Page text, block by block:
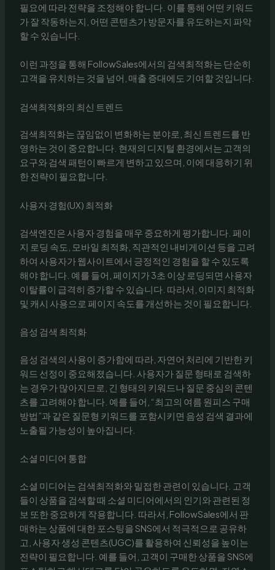
필요에 따라 전략을 조정해야 합니다. 이를 통해 어떤 키워드
가 잘 작동하는지, 어떤 콘텐츠가 방문자를 유도하는지 파악
할 수 있습니다.
이런 과정을 통해 FollowSales에서의 검색최적화는 단순히
고객을 유치하는 것을 넘어, 매출 증대에도 기여할 것입니다.
검색최적화의 최신 트렌드
검색최적화는 끊임없이 변화하는 분야로, 최신 트렌드를 반
영하는 것이 중요합니다. 현재의 디지털 환경에서는 고객의
요구와 검색 패턴이 빠르게 변하고 있으며, 이에 대응하기 위
한 전략이 필요합니다.
사용자 경험(UX) 최적화
검색엔진은 사용자 경험을 매우 중요하게 평가합니다. 페이
지 로딩 속도, 모바일 최적화, 직관적인 내비게이션 등을 고려
하여 사용자가 웹사이트에서 긍정적인 경험을 할 수 있도록
해야 합니다. 예를 들어, 페이지가 3초 이상 로딩되면 사용자
이탈률이 급격히 증가할 수 있습니다. 따라서, 이미지 최적화
및 캐시 사용으로 페이지 속도를 개선하는 것이 필요합니다.
음성 검색 최적화
음성 검색의 사용이 증가함에 따라, 자연어 처리에 기반한 키
워드 선정이 중요해졌습니다. 사용자가 질문 형태로 검색하
는 경우가 많아지므로, 긴 형태의 키워드나 질문 중심의 콘텐
츠를 고려해야 합니다. 예를 들어, “최고의 여름 원피스 구매
방법”과 같은 질문형 키워드를 포함시키면 음성 검색 결과에
노출될 가능성이 높아집니다.
소셜 미디어 통합
소셜 미디어는 검색최적화와 밀접한 관련이 있습니다. 고객
들이 상품을 검색할 때 소셜 미디어에서의 인기와 관련된 정
보 또한 중요하게 작용합니다. 따라서, FollowSales에서 판
매하는 상품에 대한 포스팅을 SNS에서 적극적으로 공유하
고, 사용자 생성 콘텐츠(UGC)를 활용하여 신뢰성을 높이는
전략이 필요합니다. 예를 들어, 고객이 구매한 상품을 SNS에